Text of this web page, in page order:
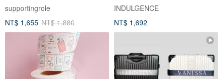
supportingrole
NT$ 1,655 NT$ 1,880
INDULGENCE
NT$ 1,692